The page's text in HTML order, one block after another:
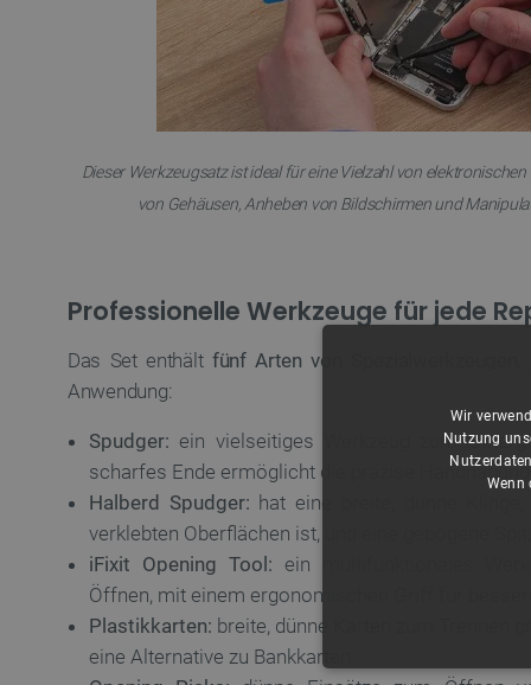
Dieser Werkzeugsatz ist ideal für eine Vielzahl von
von Gehäusen, Anheben von Bildschirmen und
Professionelle Werkzeuge für jede
Das Set enthält fünf Arten von Spezialwerkzeugen
Anwendung:
Spudger: ein vielseitiges Werkzeug zum
scharfes Ende ermöglicht die präzise
Halberd Spudger: hat eine breite, dünne
verklebten Oberflächen ist, und eine gebogene
iFixit Opening Tool: ein multifunktionales
Öffnen, mit einem ergonomischen Griff für
Plastikkarten: breite, dünne Karten zum Trennen
eine Alternative zu Bankkarten
Wir
Nutzung
Wenn